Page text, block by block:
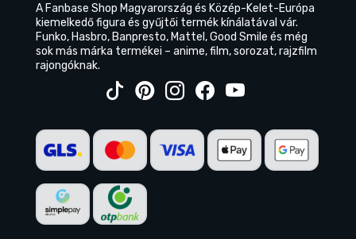
A Fanbase Shop Magyarország és Közép-Kelet-Európa
kiemelkedő figura és gyűjtői termék kínálatával vár.
Funko, Hasbro, Banpresto, Mattel, Good Smile és még
sok más márka termékei – anime, film, sorozat, rajzfilm
rajongóknak.